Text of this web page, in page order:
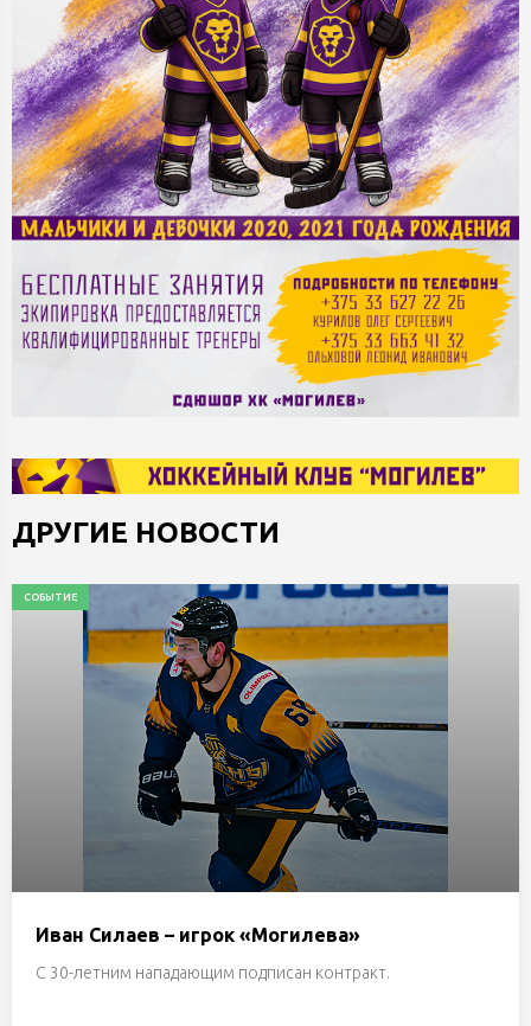
ДРУГИЕ НОВОСТИ
СОБЫТИЕ
Иван Силаев – игрок «Могилева»
С 30-летним нападающим подписан контракт.